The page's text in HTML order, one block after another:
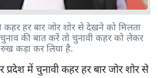
कहर हर बार जोर शोर से देखने को मिलता
की बात करें तो चुनावी कहर को लेकर
कड़ा कर लिया है.
प्रदेश में चुनावी कहर हर बार जोर शोर से